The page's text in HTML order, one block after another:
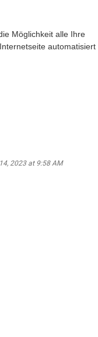
Möglichkeit alle Ihre
automatisiert
2023 at 9:58 AM